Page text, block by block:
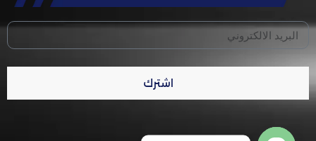
اشترك